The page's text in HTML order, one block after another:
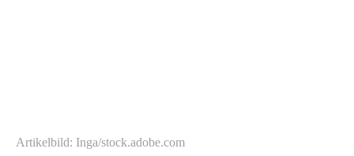
Artikelbild: Inga/stock.adobe.com